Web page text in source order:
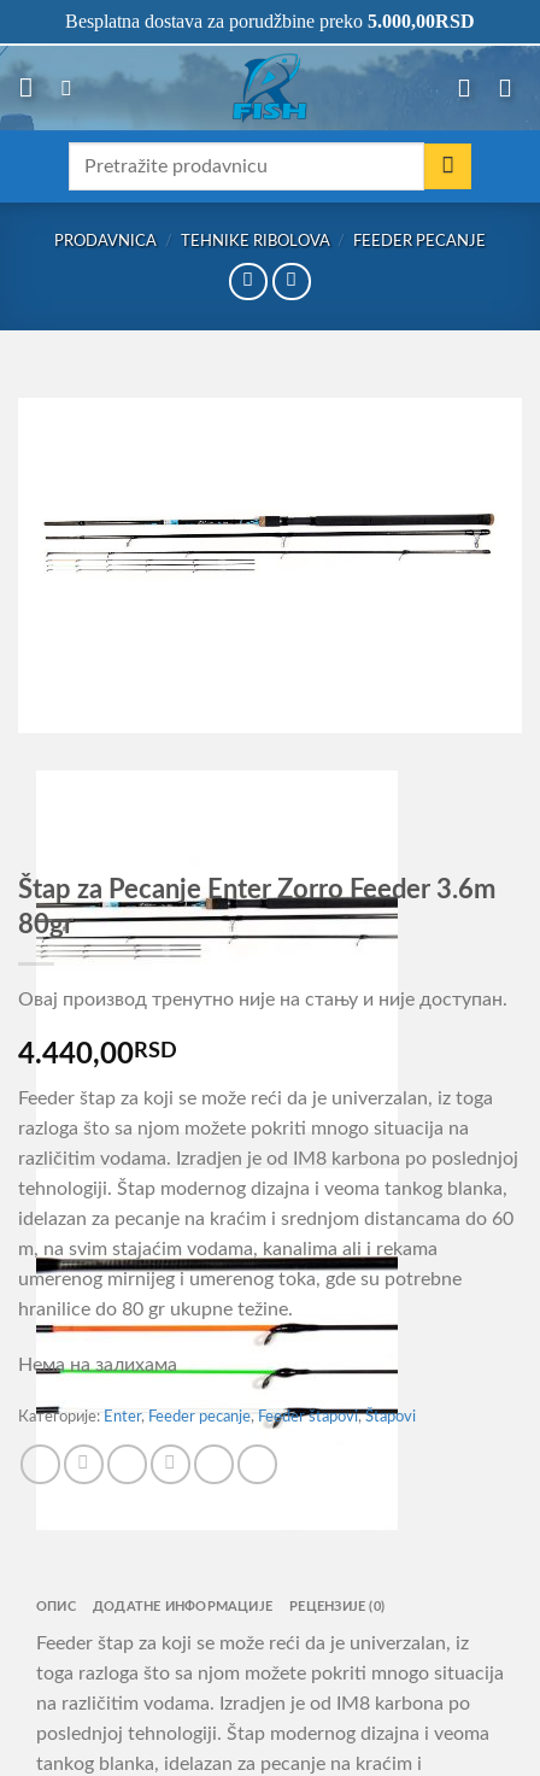
to
content
- KOMPLETNA RIBOLOVAČKA OPREMA NA JEDNOM
PRODAVNICA / TEHNIKE RIBOLOVA / FEEDER PECANJE
Štap za Pecanje Enter Zorro Feeder 3.6m
80gr
Овај производ тренутно није на стању и није доступан.
4.440,00RSD
Feeder štap za koji se može reći da je univerzalan, iz toga
razloga što sa njom možete pokriti mnogo situacija na
različitim vodama. Izradjen je od IM8 karbona po poslednjoj
tehnologiji. Štap modernog dizajna i veoma tankog blanka,
idelazan za pecanje na kraćim i srednjom distancama do 60
m, na svim stajaćim vodama, kanalima ali i rekama
umerenog mirnijeg i umerenog toka, gde su potrebne
hranilice do 80 gr ukupne težine.
Нема на залихама
Категорије: Enter, Feeder pecanje, Feeder štapovi,Štapovi
ОПИС ДОДАТНЕ ИНФОРМАЦИЈЕ РЕЦЕНЗИЈЕ (0)
Feeder štap za koji se može reći da je univerzalan, iz
toga razloga što sa njom možete pokriti mnogo situacija
na različitim vodama. Izradjen je od IM8 karbona po
poslednjoj tehnologiji. Štap modernog dizajna i veoma
tankog blanka, idelazan za pecanje na kraćim i
Besplatna dostava za porudžbine preko 5.000,00RSD